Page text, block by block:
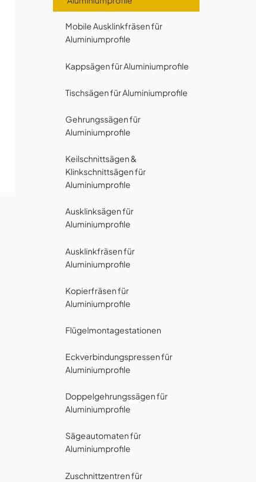
Mobile Ausklinkfräsen für
Aluminiumprofile
Kappsägen für Aluminiumprofile
Tischsägen für Aluminiumprofile
Gehrungssägen für
Aluminiumprofile
Keilschnittsägen &
Klinkschnittsägen für
Aluminiumprofile
Ausklinksägen für
Aluminiumprofile
Ausklinkfräsen für
Aluminiumprofile
Kopierfräsen für
Aluminiumprofile
Flügelmontagestationen
Eckverbindungspressen für
Aluminiumprofile
Doppelgehrungssägen für
Aluminiumprofile
Sägeautomaten für
Aluminiumprofile
Zuschnittzentren für